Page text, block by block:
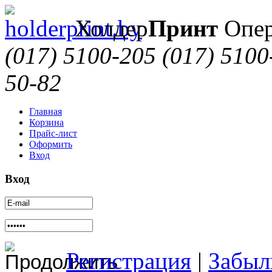
ХолдерПринт
(017) 5100-205 (017)
50-82
Главная
Корзина
Прайс-лист
Оформить
Вход
Вход
Регистрация |